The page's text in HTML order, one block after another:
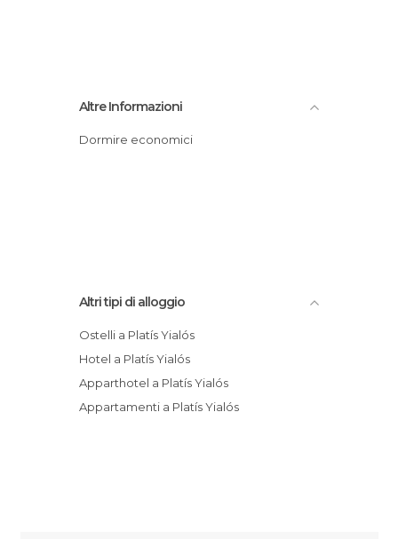
Altre Informazioni
Dormire economici
Altri tipi di alloggio
Ostelli a Platís Yialós
Hotel a Platís Yialós
Apparthotel a Platís Yialós
Appartamenti a Platís Yialós